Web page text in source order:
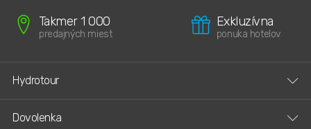
Takmer 1 000
predajných miest
Exkluzívna
ponuka hotelov
Hydrotour
Dovolenka